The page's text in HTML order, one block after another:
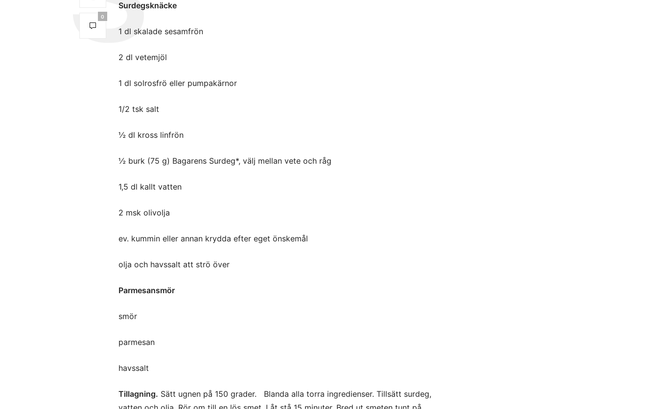
0
Surdegsknäcke
1 dl skalade sesamfrön
2 dl vetemjöl
1 dl solrosfrö eller pumpakärnor
1/2 tsk salt
½ dl kross linfrön
½ burk (75 g) Bagarens Surdeg*, välj mellan vete och råg
1,5 dl kallt vatten
2 msk olivolja
ev. kummin eller annan krydda efter eget önskemål
olja och havssalt att strö över
Parmesansmör
smör
parmesan
havssalt
Tillagning. Sätt ugnen på 150 grader. Blanda alla torra ingredienser. Tillsätt surdeg,